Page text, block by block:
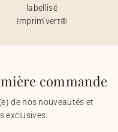
labellisé
Imprim’vert®
commande
de nos nouveautés et
exclusives.